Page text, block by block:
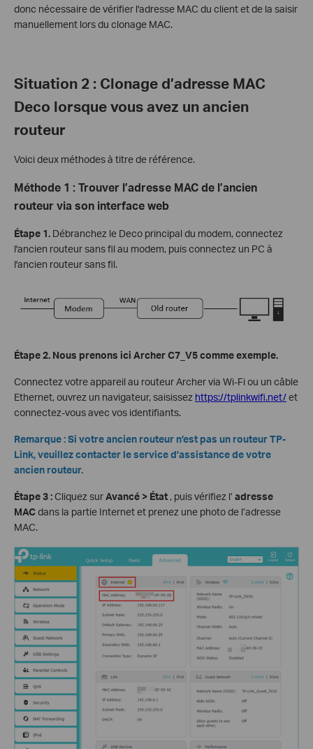
donc nécessaire de vérifier l'adresse MAC du client et de la saisir
manuellement lors du clonage MAC.
Situation 2 : Clonage d’adresse MAC
Deco lorsque vous avez un ancien
routeur
Voici deux méthodes à titre de référence.
Méthode 1 : Trouver l’adresse MAC de l’ancien
routeur via son interface web
Étape 1. Débranchez le Deco principal du modem, connectez
l'ancien routeur sans fil au modem, puis connectez un PC à
l'ancien routeur sans fil.
Étape 2. Nous prenons ici Archer C7_V5 comme exemple.
Connectez votre appareil au routeur Archer via Wi-Fi ou un câble
Ethernet, ouvrez un navigateur, saisissez https://tplinkwifi.net/et
connectez-vous avec vos identifiants.
Remarque : Si votre ancien routeur n’est pas un routeur TP-
Link, veuillez contacter le service d’assistance de votre
ancien routeur.
Étape 3 :Cliquez surAvancé > État , puis vérifiez l’ adresse
MACdans la partie Internet et prenez une photo de l’adresse
MAC.